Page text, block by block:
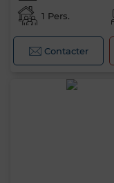
1 Pers.
Contacter